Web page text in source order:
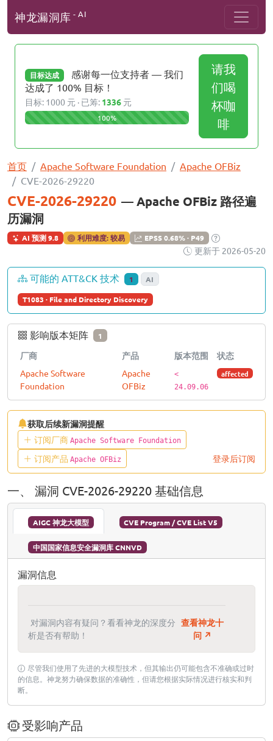
神龙漏洞库 - AI
目标达成
感谢每一位支持者 — 我们
达成了 100% 目标！
目标: 1000 元 · 已筹: 1336 元
100%
请我
们喝
杯咖
啡
首页 Apache Software Foundation
Apache OFBiz
CVE-2026-29220
CVE-2026-29220 — Apache OFBiz 路径遍
历漏洞
AI 预测 9.8 利用难度: 较易 EPSS 0.68% · P49
更新于 2026-05-20
可能的 ATT&CK 技术 1 AI
T1083 · File and Directory Discovery
影响版本矩阵 1
厂商 产品 版本范围
状态
Apache Software
Foundation
Apache
OFBiz
<
24.09.06
affected
获取后续新漏洞提醒
订阅厂商 Apache Software Foundation
订阅产品 Apache OFBiz 登录后订阅
一、 漏洞 CVE-2026-29220 基础信息
AIGC 神龙大模型 CVE Program / CVE List V5
中国国家信息安全漏洞库 CNNVD
漏洞信息
对漏洞内容有疑问？看看神龙的深度分
析是否有帮助！
查看神龙十
问 ↗
尽管我们使用了先进的大模型技术，但其输出仍可能包含不准确或过时
的信息。神龙努力确保数据的准确性，但请您根据实际情况进行核实和判
断。
受影响产品